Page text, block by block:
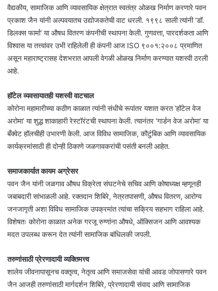
वैद्यकीय, सामाजिक आणि व्यावसायिक क्षेत्रात स्वतंत्र ओळख निर्माण करणारे पवन
प्रकाश जैन यांनी अल्पवयातच उद्योजकतेची वाट धरली. १९९८ साली त्यांनी ‘डॉ.
डिलक्स फार्मा’ या औषध वितरण कंपनीची स्थापना केली. गुणवत्ता, पारदर्शकता आणि
विश्वास या तत्त्वांवर उभी राहिलेली ही कंपनी आज ISO ९००१:२००८ प्रमाणित
असून महाराष्ट्रासह देशभरात आपली वेगळी ओळख निर्माण करण्यात यशस्वी ठरली
आहे.
हॉटेल व्यवसायातही यशस्वी वाटचाल
कोरोना महामारीच्या कठीण काळात त्यांनी संधीचे रूपांतर यशात करत ‘हॉटेल वेज
अरोमा’ या शुद्ध शाकाहारी रेस्टॉरंटची स्थापना केली. त्यानंतर ‘गार्डन वेज अरोमा’ या
बँक्वेट हॉलचीही उभारणी केली. आज विविध सामाजिक, कौटुंबिक आणि व्यावसायिक
कार्यक्रमांसाठी ही दोन्ही ठिकाणे जळगावकरांची पसंती बनली आहेत.
समाजकार्यात कायम अग्रेसर
पवन जैन यांनी जळगाव औषध विक्रेता संघटनेचे सचिव आणि कोषाध्यक्ष म्हणूनही
जबाबदारी सांभाळली आहे. रक्तदान शिबिरे, नेत्रतपासणी, औषध वितरण, आरोग्य
जनजागृती अशा विविध सामाजिक उपक्रमांत त्यांचा सक्रिय सहभाग राहिला आहे.
विशेषतः कोरोना काळात अनेक गरजू रुग्णांना औषधे, ऑक्सिजन आणि आवश्यक
मदत उपलब्ध करून देत त्यांनी सामाजिक बांधिलकी जपली.
तरुणांसाठी प्रेरणादायी व्यक्तिमत्त्व
शालेय जीवनापासूनच वक्तृत्व, नेतृत्व आणि समाजसेवा यांची आवड जोपासणारे पवन
जैन आजही तरुणांसाठी मार्गदर्शन शिबिरे, प्रेरणादायी संवाद आणि सामाजिक